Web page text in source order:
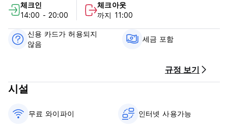
Sanim Hostel은 끄라비 공항에서 25km 떨어져 있습니다.
참고 사항 및 조건:
무료 취소: 도착 1일 전, 숙소에서 청구하지 않음
**20:00 이후 늦은 체크인 예정인 경우 도착 전에 반드시 알려주
늦은 체크인 시간 이후에 예약을 취소하겠습니다**
도착 시 결제:현금만 가능
세금 포함
체크인
14:00 - 20:00
체크아웃
까지 11:00
신용 카드가 허용되지
않음
세금 포함
규정 보기
시설
무료 와이파이 인터넷 사용가능